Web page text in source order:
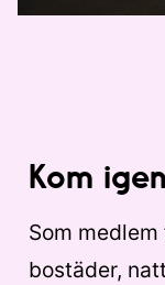
Kom
Som
bostäder,